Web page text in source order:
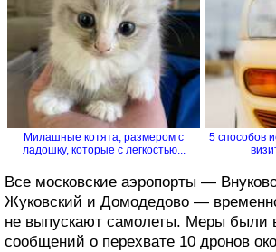
Милашные котята, размером с
ладошку, которые с легкостью...
5 способов
Все московские аэропорты —
Жуковский и Домодедово —
не выпускают самолеты. Меры были
сообщений о перехвате 10 дронов